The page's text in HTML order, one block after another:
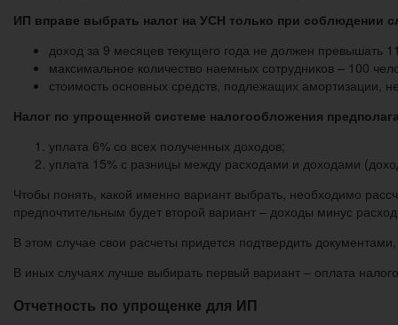
ИП вправе выбрать налог на УСН только при соблюдении
доход за 9 месяцев текущего года не должен превышать
максимальное количество наемных сотрудников – 100
стоимость основных средств, подлежащих амортизации,
Налог по упрощенной системе налогообложения
уплата 6% со всех полученных доходов;
уплата 15% с разницы между расходами и доходами
Чтобы понять, какой именно вариант выбрать, необходимо
предпочтительным будет второй вариант – доходы минус
В этом случае свои расчеты придется подтвердить
В иных случаях лучше выбирать первый вариант – оплата
Отчетность по упрощенке для ИП